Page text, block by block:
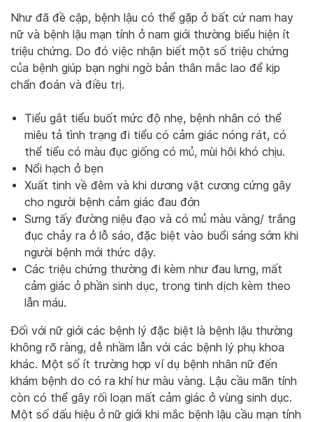
Như đã đề cập, bệnh lậu có thể gặp ở bất cứ nam hay
nữ và bệnh lậu mạn tính ở nam giới thường biểu hiện ít
triệu chứng. Do đó việc nhận biết một số triệu chứng
của bệnh giúp bạn nghi ngờ bản thân mắc lao để kịp
chẩn đoán và điều trị.
Tiểu gắt tiểu buốt mức độ nhẹ, bệnh nhân có thể
miêu tả tình trạng đi tiểu có cảm giác nóng rát, có
thể tiểu có màu đục giống có mủ, mùi hôi khó chịu.
Nổi hạch ở bẹn
Xuất tinh về đêm và khi dương vật cương cứng gây
cho người bệnh cảm giác đau đớn
Sưng tấy đường niệu đạo và có mủ màu vàng/ trắng
đục chảy ra ở lỗ sáo, đặc biệt vào buổi sáng sớm khi
người bệnh mới thức dậy.
Các triệu chứng thường đi kèm như đau lưng, mất
cảm giác ở phần sinh dục, trong tinh dịch kèm theo
lẫn máu.
Đối với nữ giới các bệnh lý đặc biệt là bệnh lậu thường
không rõ ràng, dễ nhầm lẫn với các bệnh lý phụ khoa
khác. Một số ít trường hợp ví dụ bệnh nhân nữ đến
khám bệnh do có ra khí hư màu vàng. Lậu cầu mãn tính
còn có thể gây rối loạn mất cảm giác ở vùng sinh dục.
Một số dấu hiệu ở nữ giới khi mắc bệnh lậu cầu mạn tính